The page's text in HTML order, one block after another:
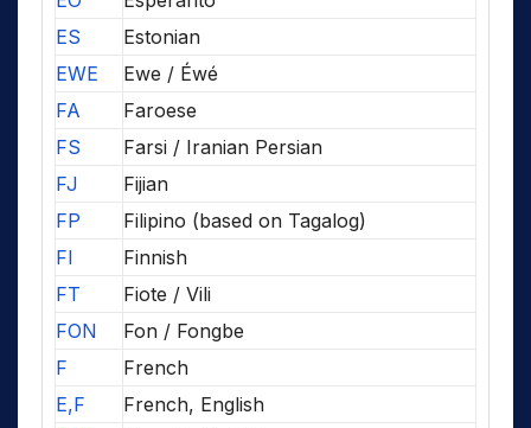
ES
Estonian
EWE
Ewe / Éwé
FA
Faroese
FS
Farsi / Iranian Persian
FJ
Fijian
FP
Filipino (based on Tagalog)
FI
Finnish
FT
Fiote / Vili
FON
Fon / Fongbe
F
French
E,F
French, English